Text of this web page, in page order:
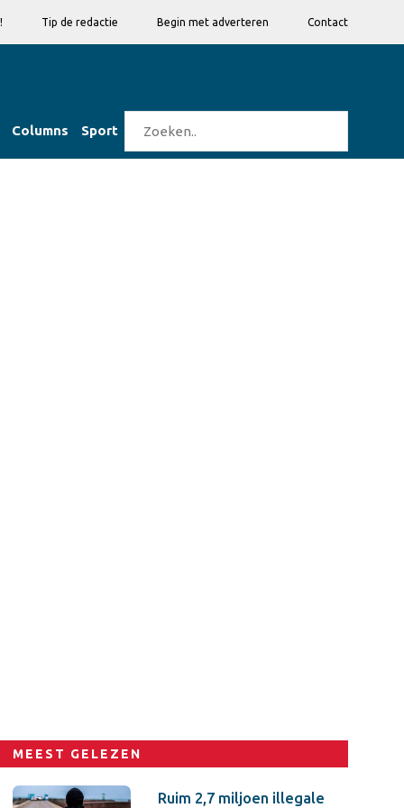
Tip de redactie Begin met adverteren Contact
Columns Sport
MEEST GELEZEN
Ruim 2,7 miljoen illegale